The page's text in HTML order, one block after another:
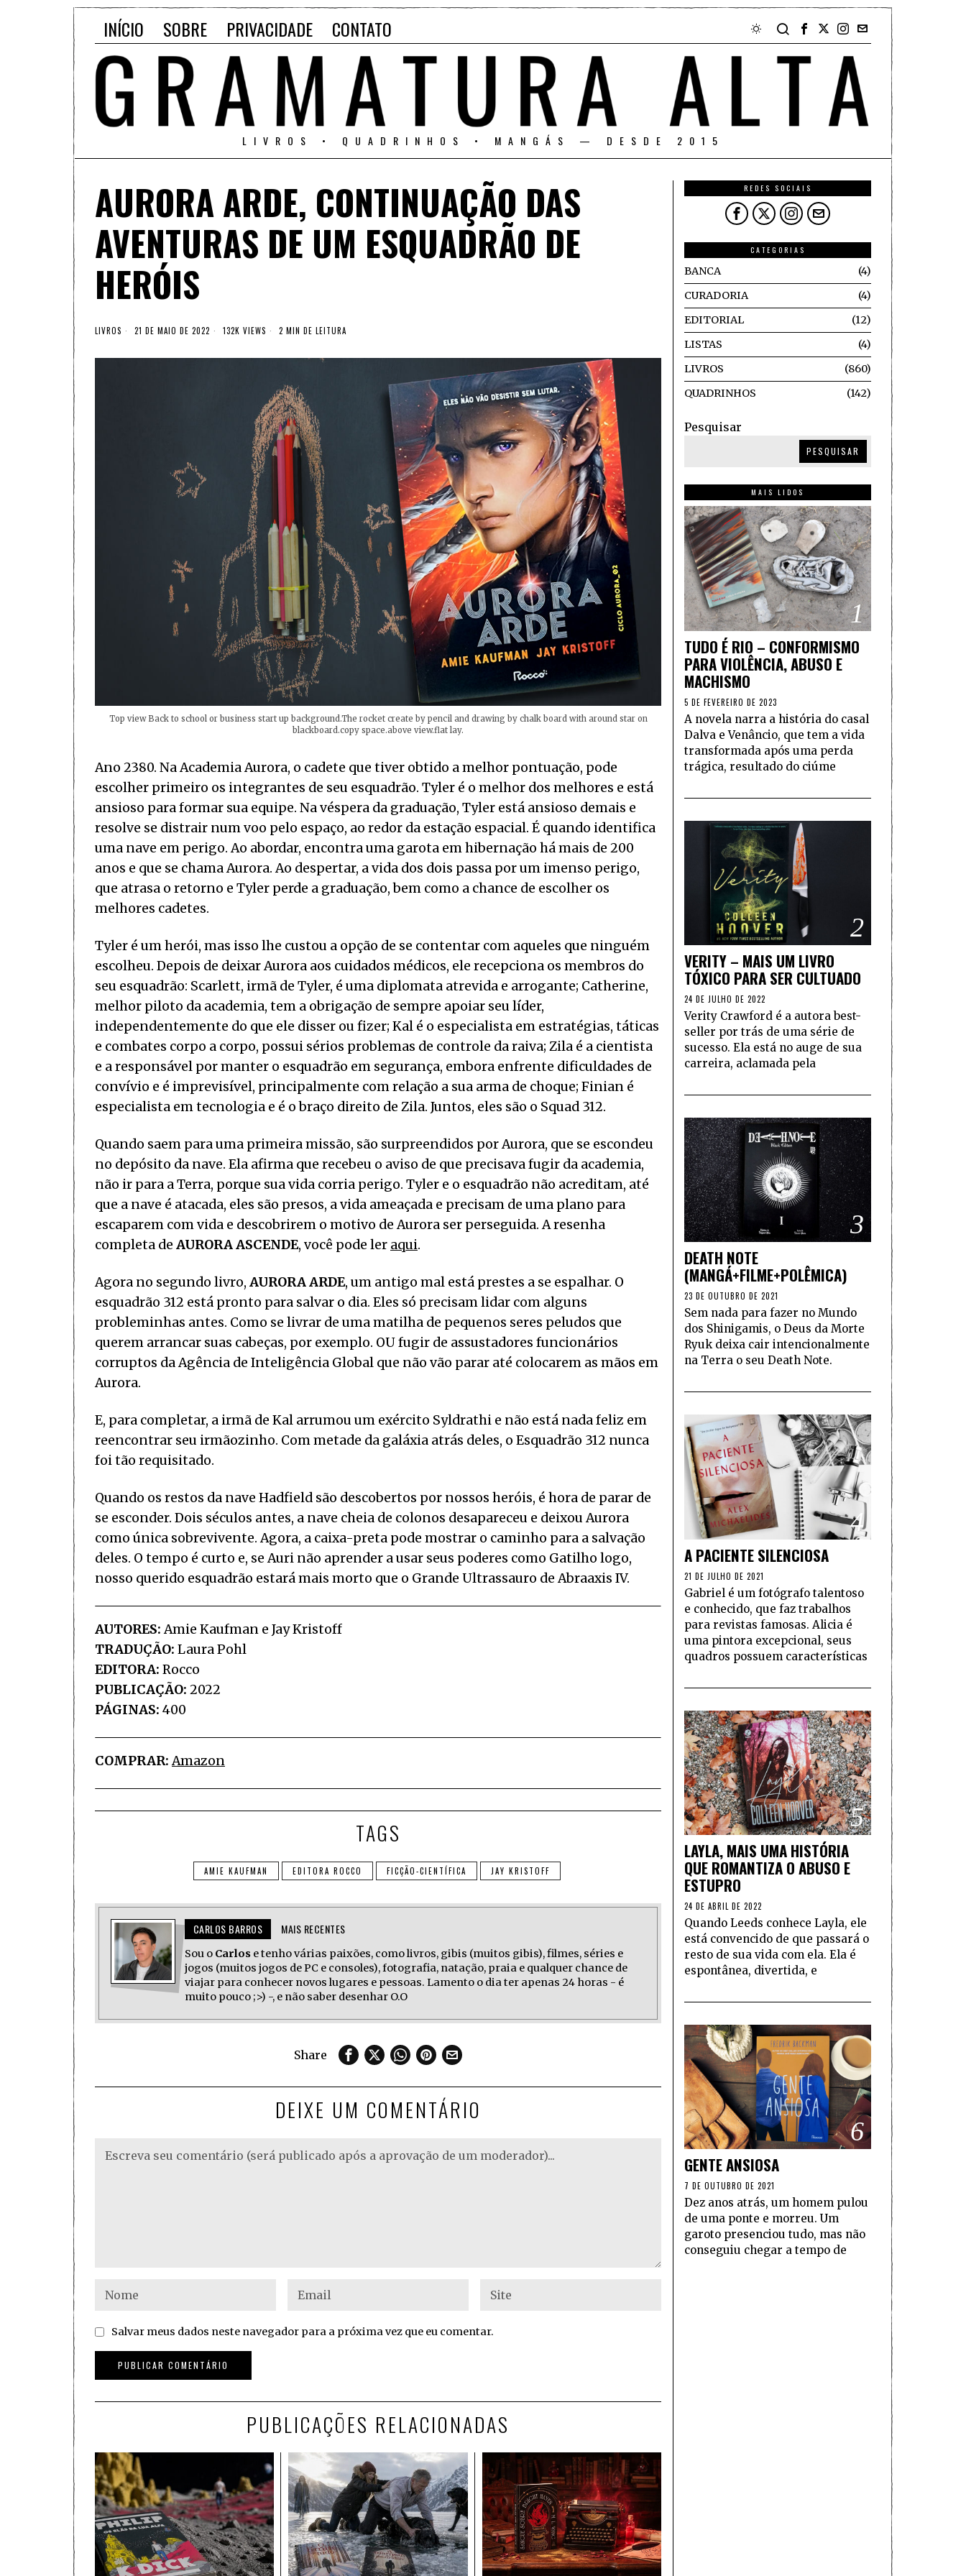
INÍCIO SOBRE PRIVACIDADE CONTATO
LIVROS • QUADRINHOS • MANGÁS — DESDE 2015
AURORA ARDE, CONTINUAÇÃO DAS
AVENTURAS DE UM ESQUADRÃO DE
HERÓIS
LIVROS 21 DE MAIO DE 2022 132K VIEWS 2 MIN DE LEITURA
Top view Back to school or business start up background.The rocket create by pencil and drawing by chalk board with around star on
blackboard.copy space.above view.flat lay.
Ano 2380. Na Academia Aurora, o cadete que tiver obtido a melhor pontuação, pode
escolher primeiro os integrantes de seu esquadrão. Tyler é o melhor dos melhores e está
ansioso para formar sua equipe. Na véspera da graduação, Tyler está ansioso demais e
resolve se distrair num voo pelo espaço, ao redor da estação espacial. É quando identifica
uma nave em perigo. Ao abordar, encontra uma garota em hibernação há mais de 200
anos e que se chama Aurora. Ao despertar, a vida dos dois passa por um imenso perigo,
que atrasa o retorno e Tyler perde a graduação, bem como a chance de escolher os
melhores cadetes.
Tyler é um herói, mas isso lhe custou a opção de se contentar com aqueles que ninguém
escolheu. Depois de deixar Aurora aos cuidados médicos, ele recepciona os membros do
seu esquadrão: Scarlett, irmã de Tyler, é uma diplomata atrevida e arrogante; Catherine,
melhor piloto da academia, tem a obrigação de sempre apoiar seu líder,
independentemente do que ele disser ou fizer; Kal é o especialista em estratégias, táticas
e combates corpo a corpo, possui sérios problemas de controle da raiva; Zila é a cientista
e a responsável por manter o esquadrão em segurança, embora enfrente dificuldades de
convívio e é imprevisível, principalmente com relação a sua arma de choque; Finian é
especialista em tecnologia e é o braço direito de Zila. Juntos, eles são o Squad 312.
Quando saem para uma primeira missão, são surpreendidos por Aurora, que se escondeu
no depósito da nave. Ela afirma que recebeu o aviso de que precisava fugir da academia,
não ir para a Terra, porque sua vida corria perigo. Tyler e o esquadrão não acreditam, até
que a nave é atacada, eles são presos, a vida ameaçada e precisam de uma plano para
escaparem com vida e descobrirem o motivo de Aurora ser perseguida. A resenha
completa de AURORA ASCENDE, você pode ler aqui.
Agora no segundo livro, AURORA ARDE, um antigo mal está prestes a se espalhar. O
esquadrão 312 está pronto para salvar o dia. Eles só precisam lidar com alguns
probleminhas antes. Como se livrar de uma matilha de pequenos seres peludos que
querem arrancar suas cabeças, por exemplo. OU fugir de assustadores funcionários
corruptos da Agência de Inteligência Global que não vão parar até colocarem as mãos em
Aurora.
E, para completar, a irmã de Kal arrumou um exército Syldrathi e não está nada feliz em
reencontrar seu irmãozinho. Com metade da galáxia atrás deles, o Esquadrão 312 nunca
foi tão requisitado.
Quando os restos da nave Hadfield são descobertos por nossos heróis, é hora de parar de
se esconder. Dois séculos antes, a nave cheia de colonos desapareceu e deixou Aurora
como única sobrevivente. Agora, a caixa-preta pode mostrar o caminho para a salvação
deles. O tempo é curto e, se Auri não aprender a usar seus poderes como Gatilho logo,
nosso querido esquadrão estará mais morto que o Grande Ultrassauro de Abraaxis IV.
AUTORES:Amie Kaufman e Jay Kristoff
TRADUÇÃO: Laura Pohl
EDITORA: Rocco
PUBLICAÇÃO: 2022
PÁGINAS: 400
COMPRAR: Amazon
TAGS
AMIE KAUFMAN EDITORA ROCCO FICÇÃO-CIENTÍFICA JAY KRISTOFF
CARLOS BARROS MAIS RECENTES
Sou o Carlose tenho várias paixões, como livros, gibis (muitos gibis), filmes, séries e
jogos (muitos jogos de PC e consoles), fotografia, natação, praia e qualquer chance de
viajar para conhecer novos lugares e pessoas. Lamento o dia ter apenas 24 horas - é
muito pouco ;>) -, e não saber desenhar O.O
Share
DEIXE UM COMENTÁRIO
Salvar meus dados neste navegador para a próxima vez que eu comentar.
PUBLICAÇÕES RELACIONADAS
REDES SOCIAIS
CATEGORIAS
BANCA
4
CURADORIA
4
EDITORIAL
12
LISTAS
4
LIVROS
860
QUADRINHOS
142
Pesquisar
PESQUISAR
MAIS LIDOS
1
TUDO É RIO – CONFORMISMO
PARA VIOLÊNCIA, ABUSO E
MACHISMO
5 DE FEVEREIRO DE 2023
A novela narra a história do casal
Dalva e Venâncio, que tem a vida
transformada após uma perda
trágica, resultado do ciúme
2
VERITY – MAIS UM LIVRO
TÓXICO PARA SER CULTUADO
24 DE JULHO DE 2022
Verity Crawford é a autora best-
seller por trás de uma série de
sucesso. Ela está no auge de sua
carreira, aclamada pela
3
DEATH NOTE
(MANGÁ+FILME+POLÊMICA)
23 DE OUTUBRO DE 2021
Sem nada para fazer no Mundo
dos Shinigamis, o Deus da Morte
Ryuk deixa cair intencionalmente
na Terra o seu Death Note.
4
A PACIENTE SILENCIOSA
21 DE JULHO DE 2021
Gabriel é um fotógrafo talentoso
e conhecido, que faz trabalhos
para revistas famosas. Alicia é
uma pintora excepcional, seus
quadros possuem características
5
LAYLA, MAIS UMA HISTÓRIA
QUE ROMANTIZA O ABUSO E
ESTUPRO
24 DE ABRIL DE 2022
Quando Leeds conhece Layla, ele
está convencido de que passará o
resto de sua vida com ela. Ela é
espontânea, divertida, e
6
GENTE ANSIOSA
7 DE OUTUBRO DE 2021
Dez anos atrás, um homem pulou
de uma ponte e morreu. Um
garoto presenciou tudo, mas não
conseguiu chegar a tempo de